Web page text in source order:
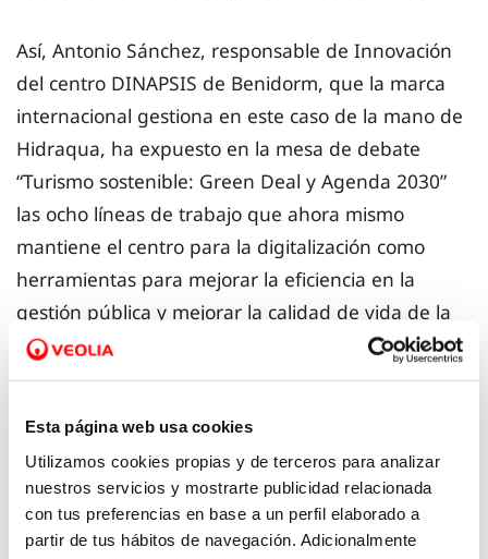
Esta página web usa cookies
Utilizamos cookies propias y de terceros para analizar
nuestros servicios y mostrarte publicidad relacionada
con tus preferencias en base a un perfil elaborado a
partir de tus hábitos de navegación. Adicionalmente
Así, Antonio Sánchez, responsable de Innovación
del centro DINAPSIS de Benidorm, que la marca
internacional gestiona en este caso de la mano de
Hidraqua, ha expuesto en la mesa de debate
“Turismo sostenible: Green Deal y Agenda 2030”
las ocho líneas de trabajo que ahora mismo
mantiene el centro para la digitalización como
herramientas para mejorar la eficiencia en la
gestión pública y mejorar la calidad de vida de la
ciudadanía.
climático y renaturalización, son los temas que
Sánchez ha abordado en esta presentación con
soluciones vinculadas al estudio del big data,
eficiencia de los recursos, economía circular,